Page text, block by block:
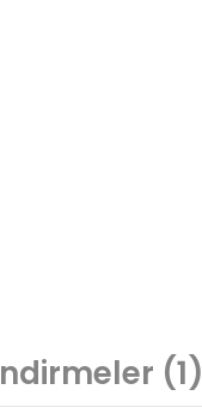
(1)